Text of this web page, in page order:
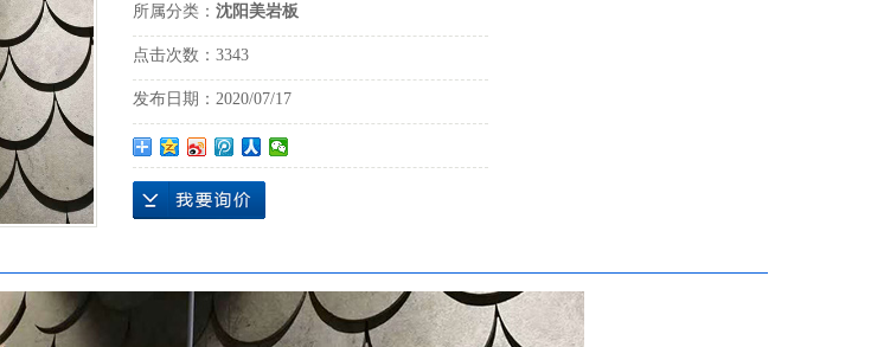
所属分类： 沈阳美岩板
点击次数： 3343
发布日期： 2020/07/17